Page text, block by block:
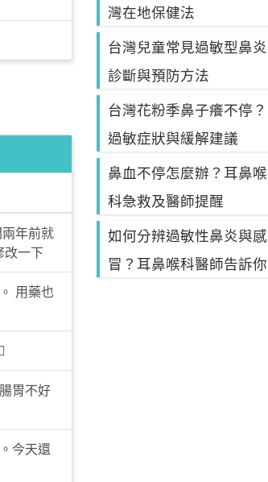
年前就
改一下
用藥也
胃不好
今天還
灣在地保健法
台灣兒童常見過敏型鼻炎
診斷與預防方法
台灣花粉季鼻子癢不停？
過敏症狀與緩解建議
鼻血不停怎麼辦？耳鼻喉
科急救及醫師提醒
如何分辨過敏性鼻炎與感
冒？耳鼻喉科醫師告訴你